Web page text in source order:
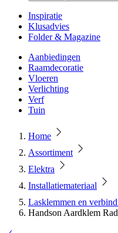
Inspiratie
Klusadvies
Folder & Magazine
Aanbiedingen
Raamdecoratie
Vloeren
Verlichting
Verf
Tuin
Home
Assortiment
Elektra
Installatiemateriaal
Lasklemmen en
Handson Aardklem